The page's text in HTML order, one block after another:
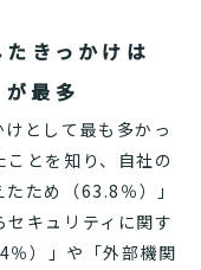
きっかけは
最多
として最も多かっ
とを知り、自社の
ため（63.8％）」
キュリティに関す
％）」や「外部機関